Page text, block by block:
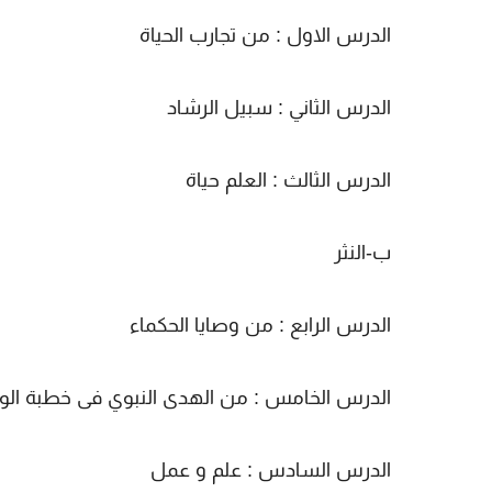
الدرس الاول : من تجارب الحياة
الدرس الثاني : سبيل الرشاد
الدرس الثالث : العلم حياة
ب-النثر
الدرس الرابع : من وصايا الحكماء
الدرس الخامس : من الهدى النبوي فى خطبة
الدرس السادس : علم و عمل